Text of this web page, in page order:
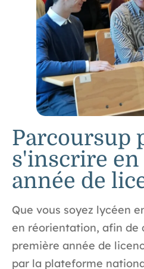
Parcoursup
s'inscrire
année de
Que vous soyez lycéen
en réorientation, afin de
première année de
par la plateforme